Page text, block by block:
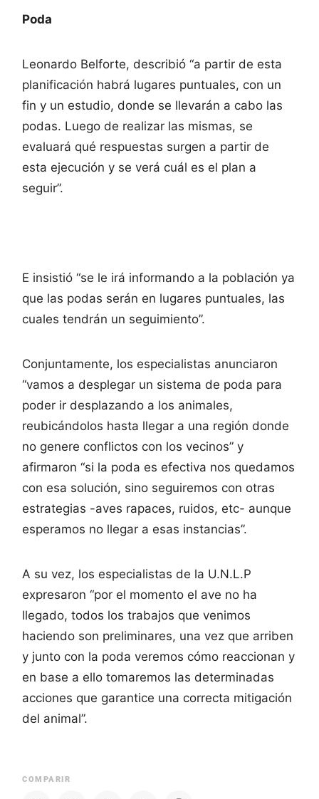
Poda
Leonardo Belforte, describió “a partir de esta
planificación habrá lugares puntuales, con un
fin y un estudio, donde se llevarán a cabo las
podas. Luego de realizar las mismas, se
evaluará qué respuestas surgen a partir de
esta ejecución y se verá cuál es el plan a
seguir”.
E insistió “se le irá informando a la población ya
que las podas serán en lugares puntuales, las
cuales tendrán un seguimiento”.
Conjuntamente, los especialistas anunciaron
“vamos a desplegar un sistema de poda para
poder ir desplazando a los animales,
reubicándolos hasta llegar a una región donde
no genere conflictos con los vecinos” y
afirmaron “si la poda es efectiva nos quedamos
con esa solución, sino seguiremos con otras
estrategias -aves rapaces, ruidos, etc- aunque
esperamos no llegar a esas instancias”.
A su vez, los especialistas de la U.N.L.P
expresaron “por el momento el ave no ha
llegado, todos los trabajos que venimos
haciendo son preliminares, una vez que arriben
y junto con la poda veremos cómo reaccionan y
en base a ello tomaremos las determinadas
acciones que garantice una correcta mitigación
del animal”.
COMPARIR